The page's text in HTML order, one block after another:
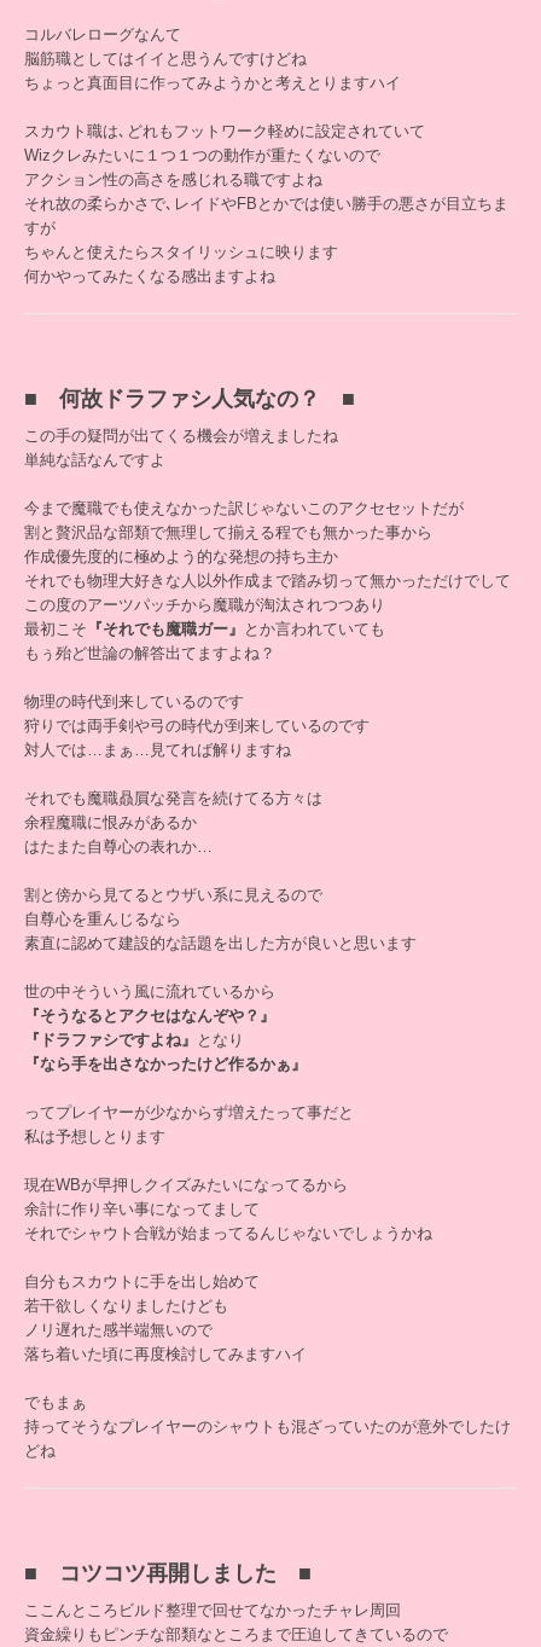
コルバレローグなんて
脳筋職としてはイイと思うんですけどね
ちょっと真面目に作ってみようかと考えとりますハイ
スカウト職は､どれもフットワーク軽めに設定されていて
Wizクレみたいに１つ１つの動作が重たくないので
アクション性の高さを感じれる職ですよね
それ故の柔らかさで､レイドやFBとかでは使い勝手の悪さが目立ちま
すが
ちゃんと使えたらスタイリッシュに映ります
何かやってみたくなる感出ますよね
■ 何故ドラファシ人気なの？ ■
この手の疑問が出てくる機会が増えましたね
単純な話なんですよ
今まで魔職でも使えなかった訳じゃないこのアクセセットだが
割と贅沢品な部類で無理して揃える程でも無かった事から
作成優先度的に極めよう的な発想の持ち主か
それでも物理大好きな人以外作成まで踏み切って無かっただけでして
この度のアーツパッチから魔職が淘汰されつつあり
最初こそ 『それでも魔職ガー』 とか言われていても
もぅ殆ど世論の解答出てますよね？
物理の時代到来しているのです
狩りでは両手剣や弓の時代が到来しているのです
対人では…まぁ…見てれば解りますね
それでも魔職贔屓な発言を続けてる方々は
余程魔職に恨みがあるか
はたまた自尊心の表れか…
割と傍から見てるとウザい系に見えるので
自尊心を重んじるなら
素直に認めて建設的な話題を出した方が良いと思います
世の中そういう風に流れているから
『そうなるとアクセはなんぞや？』
『ドラファシですよね』 となり
『なら手を出さなかったけど作るかぁ』
ってプレイヤーが少なからず増えたって事だと
私は予想しとります
現在WBが早押しクイズみたいになってるから
余計に作り辛い事になってまして
それでシャウト合戦が始まってるんじゃないでしょうかね
自分もスカウトに手を出し始めて
若干欲しくなりましたけども
ノリ遅れた感半端無いので
落ち着いた頃に再度検討してみますハイ
でもまぁ
持ってそうなプレイヤーのシャウトも混ざっていたのが意外でしたけ
どね
■ コツコツ再開しました ■
ここんところビルド整理で回せてなかったチャレ周回
資金繰りもピンチな部類なところまで圧迫してきているので